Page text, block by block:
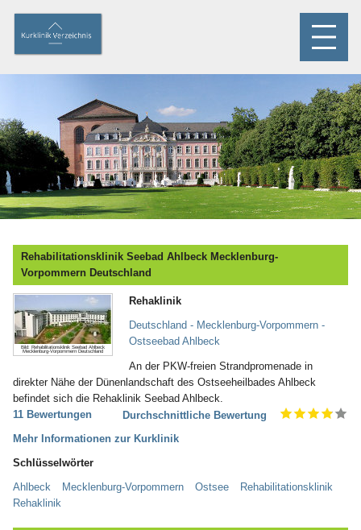
Rehabilitationsklinik Seebad Ahlbeck Mecklenburg-
Vorpommern Deutschland
Bild: Rehabilitationsklinik Seebad Ahlbeck
Mecklenburg-Vorpommern Deutschland
Rehaklinik
Deutschland - Mecklenburg-Vorpommern -
Ostseebad Ahlbeck
An der PKW-freien Strandpromenade in
direkter Nähe der Dünenlandschaft des Ostseeheilbades Ahlbeck
befindet sich die Rehaklinik Seebad Ahlbeck.
11 Bewertungen
Durchschnittliche Bewertung
Mehr Informationen zur Kurklinik
Schlüsselwörter
Ahlbeck Mecklenburg-Vorpommern Ostsee
Rehabilitationsklinik
Rehaklinik